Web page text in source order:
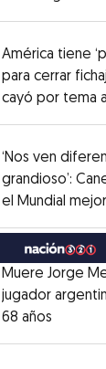
América tiene
para cerrar
cayó por tema
‘Nos ven
grandioso’:
el Mundial
MéxicoOpens
Muere Jorge
jugador
68 años